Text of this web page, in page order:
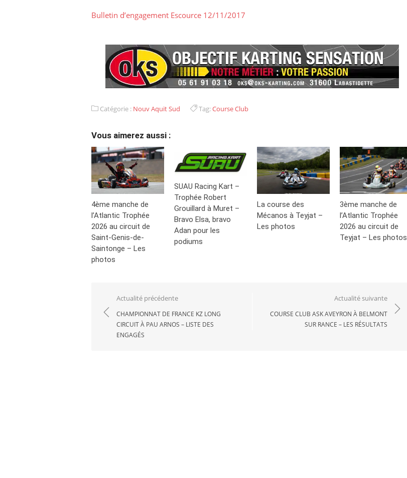
Bulletin d’engagement Escource 12/11/2017
Catégorie : Nouv Aquit Sud Tag:Course Club
Vous aimerez aussi :
4ème manche de
l’Atlantic Trophée
2026 au circuit de
Saint-Genis-de-
Saintonge – Les
photos
SUAU Racing Kart –
Trophée Robert
Grouillard à Muret –
Bravo Elsa, bravo
Adan pour les
podiums
La course des
Mécanos à Teyjat –
Les photos
3ème manche de
l’Atlantic Trophée
2026 au circuit de
Teyjat – Les photos
Navigation
de
l’article
Actualité précédente
CHAMPIONNAT DE FRANCE KZ LONG
CIRCUIT À PAU ARNOS – LISTE DES
ENGAGÉS
Actualité suivante
COURSE CLUB ASK AVEYRON À BELMONT
SUR RANCE – LES RÉSULTATS